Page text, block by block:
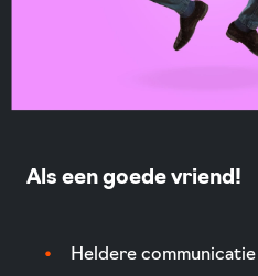
Als een goede vriend!
Heldere communicatie